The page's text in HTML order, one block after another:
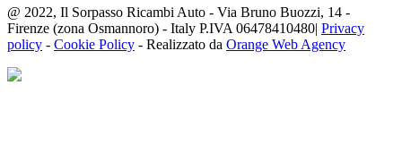
@ 2022, Il Sorpasso Ricambi Auto - Via Bruno Buozzi, 14 -
Firenze (zona Osmannoro) - Italy P.IVA 06478410480| Privacy
policy - Cookie Policy - Realizzato da Orange Web Agency